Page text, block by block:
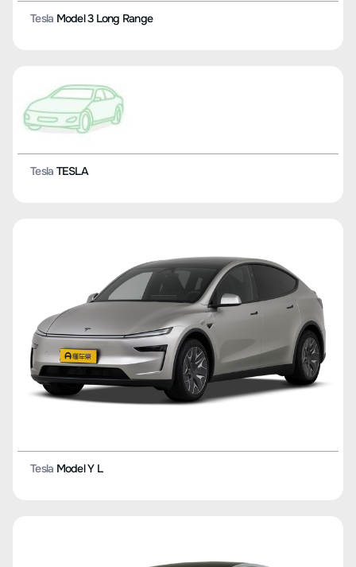
Tesla Model 3 Long Range
Tesla TESLA
Tesla Model Y L